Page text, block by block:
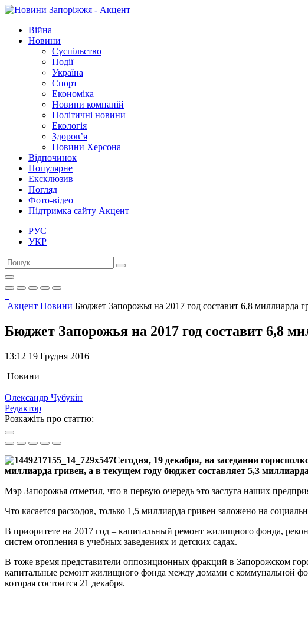
Війна
Новини
Суспільство
Події
Україна
Спорт
Економіка
Новини компаній
Політичні новини
Екологія
Здоров’я
Новини Херсона
Відпочинок
Популярне
Ексклюзив
Погляд
Фото-відео
Підтримка сайту Акцент
РУС
УКР
Акцент Новини Бюджет Запорожья на 2017 год составит 6,8 миллиарда
Бюджет Запорожья на 2017 год составит 6,8
13:12 19 Грудня 2016
Новини
Олександр Чубукін
Редактор
Розкажіть про статтю:
Сегодня, 19 декабря, на заседании
миллиарда гривен, а в текущем году бюджет составляет 5,3
Мэр Запорожья отметил, что в первую очередь это заслуга наших
Что касается расходов, только 1,5 миллиарда гривен заложено на
В приоритете на 2017 год – капитальный ремонт жилищного фонда,
систем отопления в учебных заведениях и детских садах.
В тоже время представители оппозиционных фракций в Запорожском
капитальные ремонт жилищного фонда между домами с коммунальной
которая состоится 21 декабря.